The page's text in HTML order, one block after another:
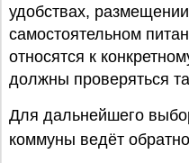
удобствах,
самостоятельном
относятся к
должны проверяться
Для дальнейшего
коммуны ведёт